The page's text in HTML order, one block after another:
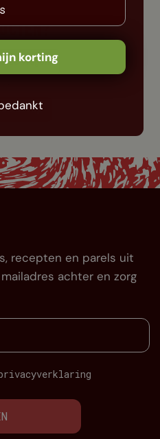
OVER ONZE
vragen
op
recepten en parels uit
achter en zorg
korting